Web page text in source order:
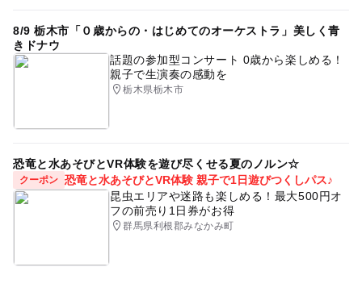
8/9 栃木市「０歳からの・はじめてのオーケストラ」美しく青
きドナウ
話題の参加型コンサート 0歳から楽しめる！
親子で生演奏の感動を
栃木県栃木市
恐竜と水あそびとVR体験を遊び尽くせる夏のノルン☆
クーポン 恐竜と水あそびとVR体験 親子で1日遊びつくしパス♪
昆虫エリアや迷路も楽しめる！最大500円オ
フの前売り1日券がお得
群馬県利根郡みなかみ町